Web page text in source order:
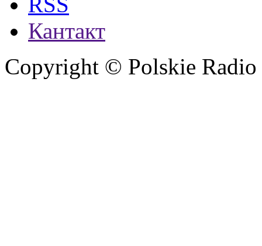
Кантакт
Copyright © Polskie